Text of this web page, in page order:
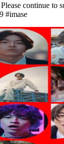
continue to
#imase